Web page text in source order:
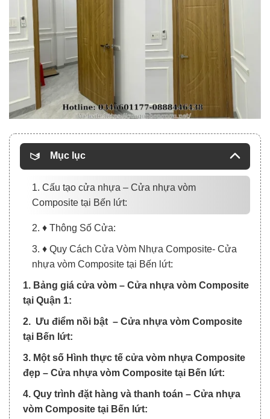
Mục lục
1. Cấu tạo cửa nhựa – Cửa nhựa vòm
Composite tại Bến lứt:
2. ♦ Thông Số Cửa:
3. ♦ Quy Cách Cửa Vòm Nhựa Composite- Cửa
nhựa vòm Composite tại Bến lứt:
1. Bảng giá cửa vòm – Cửa nhựa vòm Composite
tại Quận 1:
2. Ưu điểm nồi bật – Cửa nhựa vòm Composite
tại Bến lứt:
3. Một số Hình thực tế cửa vòm nhựa Composite
đẹp – Cửa nhựa vòm Composite tại Bến lứt:
4. Quy trình đặt hàng và thanh toán – Cửa nhựa
vòm Composite tại Bến lứt: